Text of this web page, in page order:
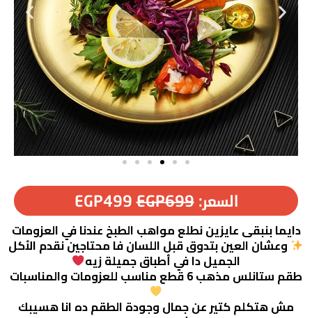
السعر: EGP699
EGP499
دايما بنبقى عايزين نطلع مواهب الطبخ عندنا في العزومات
وعشان العين بتدوق قبل اللسان فا محتاجين نقدم الأكل
الجميل دا في أطباق جميلة زيه
طقم ستانلس مذهب 6 قطع مناسب للعزومات والمناسبات
مش هتكلم كتير عن جمال وجودة الطقم ده انا هسيبك